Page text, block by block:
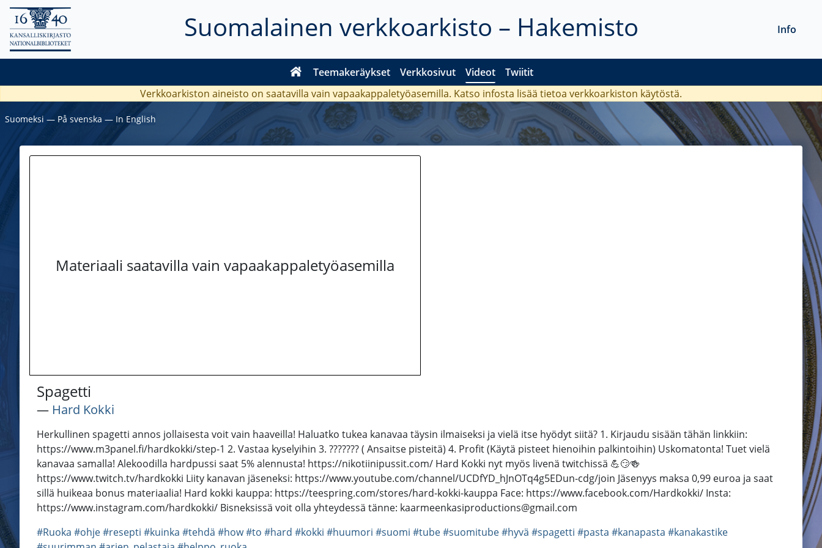
Suomalainen verkkoarkisto – Hakemisto
Teemakeräykset Verkkosivut Videot Twiitit
Info
Verkkoarkiston aineisto on saatavilla vain vapaakappaletyöasemilla. Katso infosta lisää tietoa verkkoarkiston käytöstä.
Suomeksi ― På svenska ― In English
Materiaali saatavilla vain vapaakappaletyöasemilla
Spagetti
― Hard Kokki
Herkullinen spagetti annos jollaisesta voit vain haaveilla! Haluatko tukea kanavaa täysin ilmaiseksi ja vielä itse hyödyt siitä? 1. Kirjaudu sisään tähän linkkiin:
https://www.m3panel.fi/hardkokki/step-1 2. Vastaa kyselyihin 3. ??????? ( Ansaitse pisteitä) 4. Profit (Käytä pisteet hienoihin palkintoihin) Uskomatonta! Tuet vielä
kanavaa samalla! Alekoodilla hardpussi saat 5% alennusta! https://nikotiinipussit.com/ Hard Kokki nyt myös livenä twitchissä 💪😏🍻
https://www.twitch.tv/hardkokki Liity kanavan jäseneksi: https://www.youtube.com/channel/UCDfYD_hJnOTq4g5EDun-cdg/join Jäsenyys maksa 0,99 euroa ja saat
sillä huikeaa bonus materiaalia! Hard kokki kauppa: https://teespring.com/stores/hard-kokki-kauppa Face: https://www.facebook.com/Hardkokki/ Insta:
https://www.instagram.com/hardkokki/ Bisneksissä voit olla yhteydessä tänne: kaarmeenkasiproductions@gmail.com
#Ruoka #ohje#resepti #kuinka #tehdä #how#to #hard #kokki #huumori #suomi #tube#suomitube#hyvä #spagetti #pasta #kanapasta #kanakastike